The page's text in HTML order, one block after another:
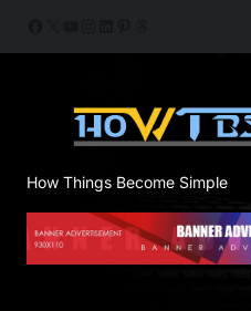
How Things Become Simple